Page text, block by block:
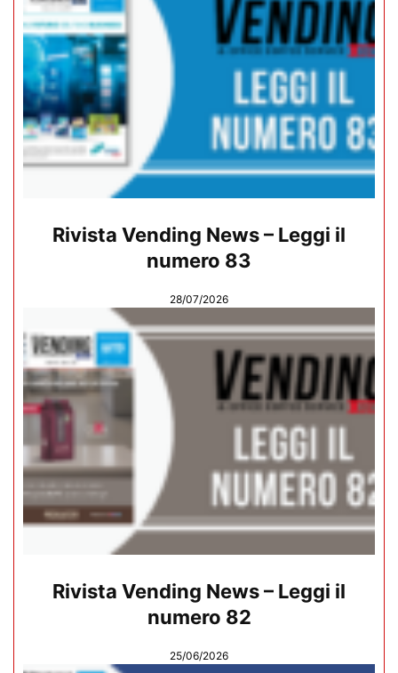
Rivista Vending News – Leggi il
numero 83
28/07/2026
Rivista Vending News – Leggi il
numero 82
25/06/2026